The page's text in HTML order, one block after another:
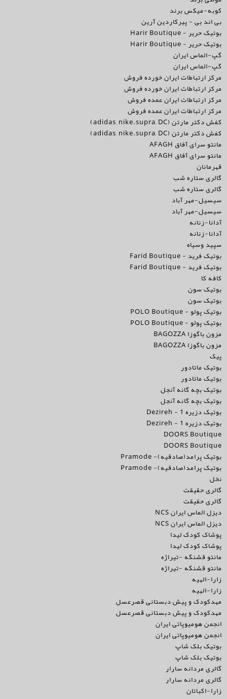
کوبه-میکس برند
بی اند بی - پیرکاردین آرین
بوتیک حریر - Harir Boutique
بوتیک حریر - Harir Boutique
گپ-الماس ایران
گپ-الماس ایران
مرکز ارتباطات ایران خورده فروش
مرکز ارتباطات ایران خورده فروش
مرکز ارتباطات ایران عمده فروش
مرکز ارتباطات ایران عمده فروش
کفش دکتر مارتن (adidas, nike.supra, DC)
کفش دکتر مارتن (adidas, nike.supra, DC)
مانتو سرای آفاق AFAGH
مانتو سرای آفاق AFAGH
قهرمانان
گالری ستاره شب
گالری ستاره شب
سیسیل-مهر آباد
سیسیل-مهر آباد
آدانا-زنانه
آدانا-زنانه
سپید وسیاه
بوتیک فرید - Farid Boutique
بوتیک فرید - Farid Boutique
کافه کا
بوتیک سون
بوتیک سون
بوتیک پولو - POLO Boutique
بوتیک پولو - POLO Boutique
مزون باگوزا BAGOZZA
مزون باگوزا BAGOZZA
پیک
بوتیک ماتادور
بوتیک ماتادور
بوتیک بچه گانه آنجل
بوتیک بچه گانه آنجل
بوتیک دزیره 1 - Dezireh
بوتیک دزیره 1 - Dezireh
DOORS Boutique
DOORS Boutique
بوتیک پرامد(صادقیه)- Pramode
بوتیک پرامد(صادقیه)- Pramode
نخل
گالری حقیقت
گالری حقیقت
دیزل الماس ایران NCS
دیزل الماس ایران NCS
پوشاک کودک لیدا
پوشاک کودک لیدا
مانتو قشنگه -تیراژه
مانتو قشنگه -تیراژه
زارا-الهیه
زارا-الهیه
مهدکودک و پیش دبستانی قصرعسل
مهدکودک و پیش دبستانی قصرعسل
انجمن هومیوپاتی ایران
انجمن هومیوپاتی ایران
بوتیک بلک شاپ
بوتیک بلک شاپ
گالری مردانه سارار
گالری مردانه سارار
زارا-اکباتان